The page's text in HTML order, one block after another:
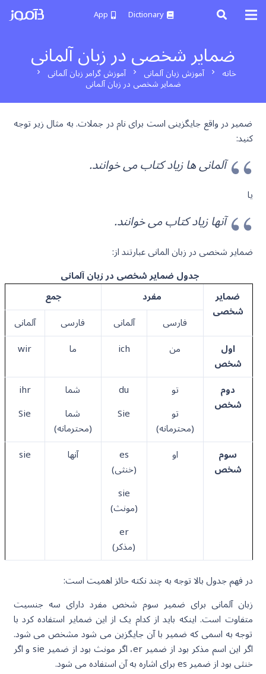
Dictionary
App
ضمایر شخصی در زبان آلمانی
خانه chevron_right آموزش زبان آلمانی chevron_right آموزش گرامر زبان آلمانی chevron_right
ضمایر شخصی در زبان آلمانی
ضمیر در واقع جایگزینی است برای نام در جملات. به مثال زیر توجه
کنید:
آلمانی ها زیاد کتاب می خوانند.
یا
آنها زیاد کتاب می خوانند.
ضمایر شخصی در زبان المانی عبارتند از:
جدول ضمایر شخصی در زبان آلمانی
ضمایر
شخصی
مفرد
جمع
فارسی
آلمانی فارسی
آلمانی
اول
شخص
من ich ما wir
دوم
شخص
تو
تو
(محترمانه)
du
Sie
شما
شما
(محترمانه)
ihr
Sie
سوم
شخص
او es
(خنثی)
sie
(مونث)
er
(مذکر)
آنها sie
در فهم جدول بالا توجه به چند نکته حائز اهمیت است:
زبان آلمانی برای ضمیر سوم شخص مفرد دارای سه جنسیت
متفاوت است. اینکه باید از کدام یک از این ضمایر استفاده کرد با
توجه به اسمی که ضمیر با آن جایگزین می شود مشخص می شود.
اگر این اسم مذکر بود از ضمیر er، اگر مونث بود از ضمیر sie و اگر
خنثی بود از ضمیر es برای اشاره به آن استفاده می شود.